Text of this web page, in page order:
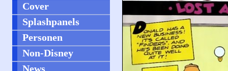
Cover
Splashpanels
Personen
Non-Disney
News